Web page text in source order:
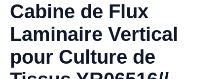
Cabine de Flux
Laminaire Vertical
pour Culture de